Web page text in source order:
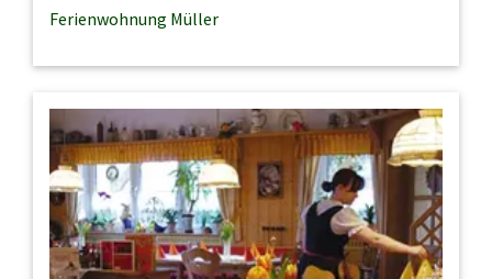
Ferienwohnung Müller